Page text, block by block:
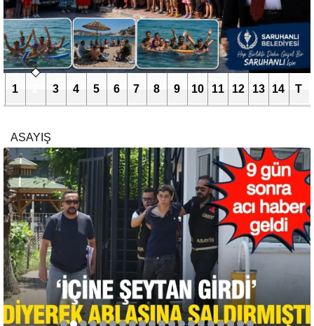
1 3 4 5 6 7 8 9 10 11 12 13 14 T
ASAYIŞ